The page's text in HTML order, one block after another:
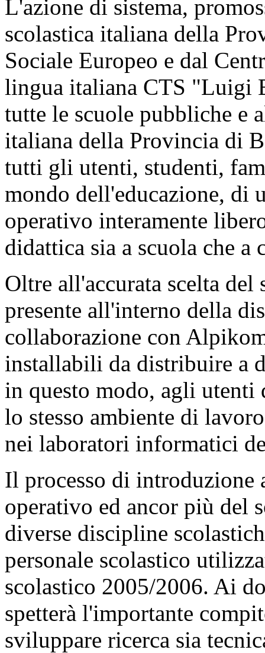
L'azione di sistema,
scolastica italiana della
Sociale Europeo e dal
lingua italiana CTS "Luigi
tutte le scuole pubbliche e
italiana della Provincia di
tutti gli utenti, studenti,
mondo dell'educazione, di
operativo interamente
didattica sia a scuola che a
Oltre all'accurata scelta
presente all'interno della
collaborazione con
installabili da distribuire a
in questo modo, agli utenti
lo stesso ambiente di
nei laboratori informatici
Il processo di introduzione
operativo ed ancor più del
diverse discipline
personale scolastico
scolastico 2005/2006. Ai
spetterà l'importante
sviluppare ricerca sia